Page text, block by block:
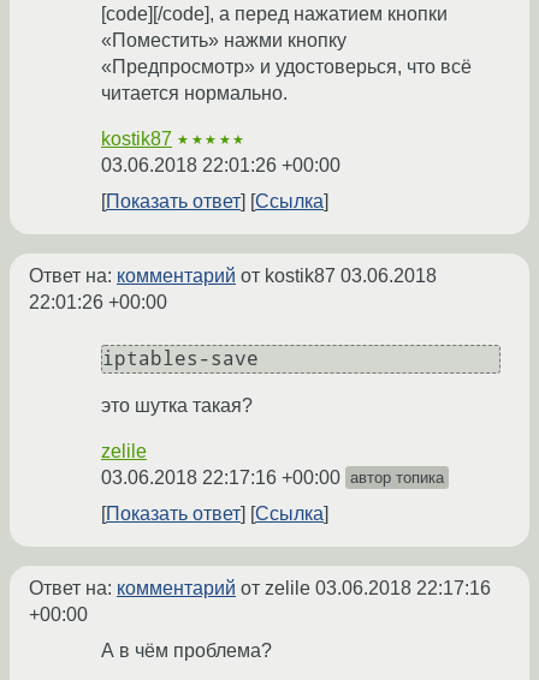
[code][/code], а перед нажатием кнопки
«Поместить» нажми кнопку
«Предпросмотр» и удостоверься, что всё
читается нормально.
kostik87 ★★★★★
03.06.2018 22:01:26 +00:00
Показать ответ
Ссылка
Ответ на: комментарий от kostik87 03.06.2018
22:01:26 +00:00
iptables-save
это шутка такая?
zelile
03.06.2018 22:17:16 +00:00 автор топика
Показать ответ Ссылка
Ответ на: комментарий от zelile 03.06.2018 22:17:16
+00:00
А в чём проблема?